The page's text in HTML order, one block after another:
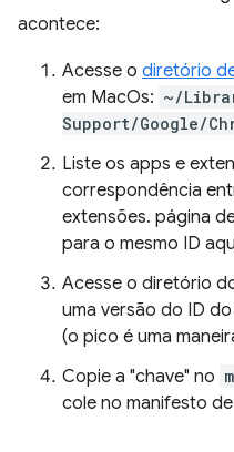
acontece:
Acesse o diretório
em MacOs: ~/
Support/Google/
Liste os apps e
correspondência
extensões. página
para o mesmo ID
Acesse o diretório
uma versão do ID
(o pico é uma
Copie a "chave" no
cole no manifesto